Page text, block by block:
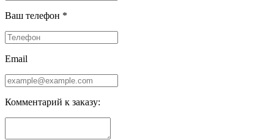
Ваш телефон *
Email
Комментарий к заказу: